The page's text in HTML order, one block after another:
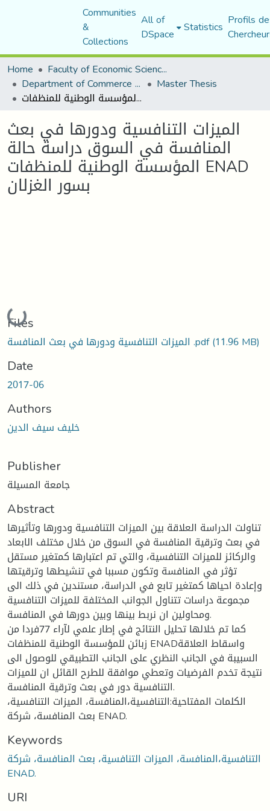
Communities
&
Collections
All of
DSpace Statistics Profils
Home
Faculty of Economic Sciences, Commerce and Management Sciences
Department of Commerce Science Master Thesis
الميزات التنافسية ودورها في بعث المنافسة في السوق دراسة حالة المؤسسة الوطنية للمنظفات ENAD بسور الغزلان
الميزات التنافسية ودورها في بعث
المنافسة في السوق دراسة حالة
المؤسسة الوطنية للمنظفات ENAD
بسور الغزلان
Loading...
Files
الميزات التنافسية ودورها في بعث المنافسة .pdf(11.96 MB)
Date
2017-06
Authors
خليف سيف الدين
Publisher
جامعة المسيلة
Abstract
تناولت الدراسة العلاقة بين الميزات التنافسية ودورها وتأثيرها
في بعث وترقية المنافسة في السوق من خلال مختلف الابعاد
والركائز للميزات التنافسية، والتي تم اعتبارها كمتغير مستقل
تؤثر في المنافسة وتكون مسببا في تنشيطها وترقيتها
وإعادة احياها كمتغير تابع في الدراسة، مستندين في ذلك الى
مجموعة دراسات تتناول الجوانب المختلفة للميزات التنافسية
ومحاولين ان نربط بينها وبين دورها في المنافسة.
كما تم خلالها تحليل النتائج في إطار علمي لآراء 77فردا من
زبائن للمؤسسة الوطنية للمنظفات ENADواسقاط العلاقة
السبيبة في الجانب النظري على الجانب التطبيقي للوصول الى
نتيجة تخدم الفرضيات وتعطي موافقة للطرح القائل ان للميزات
التنافسية دور في بعث وترقية المنافسة.
الكلمات المفتاحية:التنافسية،المنافسة، الميزات التنافسية،
بعث المنافسة، شركة ENAD.
Keywords
التنافسية،المنافسة، الميزات التنافسية، بعث المنافسة، شركة
ENAD.
URI